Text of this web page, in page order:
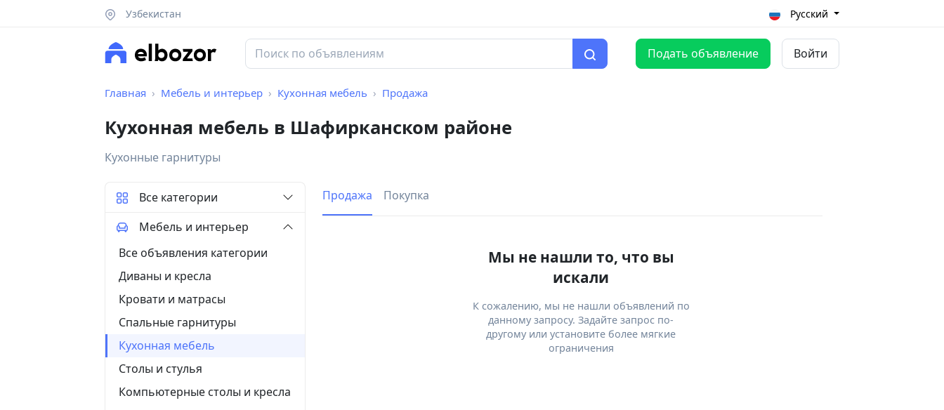
Узбекистан Русский
Подать объявление Войти
Главная Мебель и интерьер Кухонная мебель Продажа
Кухонная мебель в Шафирканском районе
Кухонные гарнитуры
Продажа Покупка
Мы не нашли то, что вы
искали
К сожалению, мы не нашли объявлений по
данному запросу. Задайте запрос по-
другому или установите более мягкие
ограничения
Все категории
Мебель и интерьер
Все объявления категории
Диваны и кресла
Кровати и матрасы
Спальные гарнитуры
Кухонная мебель
Столы и стулья
Компьютерные столы и кресла